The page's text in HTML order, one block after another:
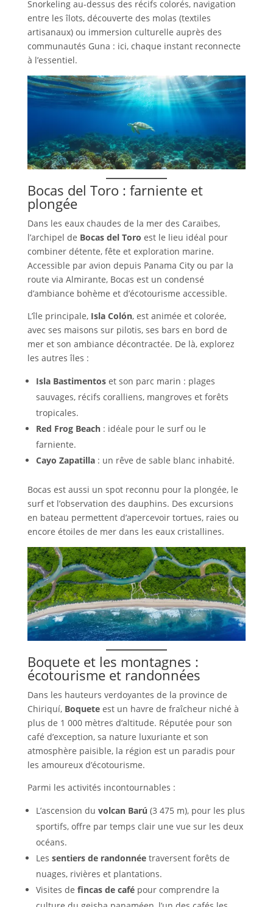
Snorkeling au-dessus des récifs colorés, navigation
entre les îlots, découverte des molas (textiles
artisanaux) ou immersion culturelle auprès des
communautés Guna : ici, chaque instant reconnecte
à l’essentiel.
Bocas del Toro : farniente et
plongée
Dans les eaux chaudes de la mer des Caraïbes,
l’archipel de Bocas del Toro est le lieu idéal pour
combiner détente, fête et exploration marine.
Accessible par avion depuis Panama City ou par la
route via Almirante, Bocas est un condensé
d’ambiance bohème et d’écotourisme accessible.
L’île principale, Isla Colón, est animée et colorée,
avec ses maisons sur pilotis, ses bars en bord de
mer et son ambiance décontractée. De là, explorez
les autres îles :
Isla Bastimentoset son parc marin : plages
sauvages, récifs coralliens, mangroves et forêts
tropicales.
Red Frog Beach: idéale pour le surf ou le
farniente.
Cayo Zapatilla: un rêve de sable blanc inhabité.
Bocas est aussi un spot reconnu pour la plongée, le
surf et l’observation des dauphins. Des excursions
en bateau permettent d’apercevoir tortues, raies ou
encore étoiles de mer dans les eaux cristallines.
Boquete et les montagnes :
écotourisme et randonnées
Dans les hauteurs verdoyantes de la province de
Chiriquí, Boqueteest un havre de fraîcheur niché à
plus de 1 000 mètres d’altitude. Réputée pour son
café d’exception, sa nature luxuriante et son
atmosphère paisible, la région est un paradis pour
les amoureux d’écotourisme.
Parmi les activités incontournables :
L’ascension du volcan Barú (3 475 m), pour les plus
sportifs, offre par temps clair une vue sur les deux
océans.
Les sentiers de randonnéetraversent forêts de
nuages, rivières et plantations.
Visites de fincas de cafépour comprendre la